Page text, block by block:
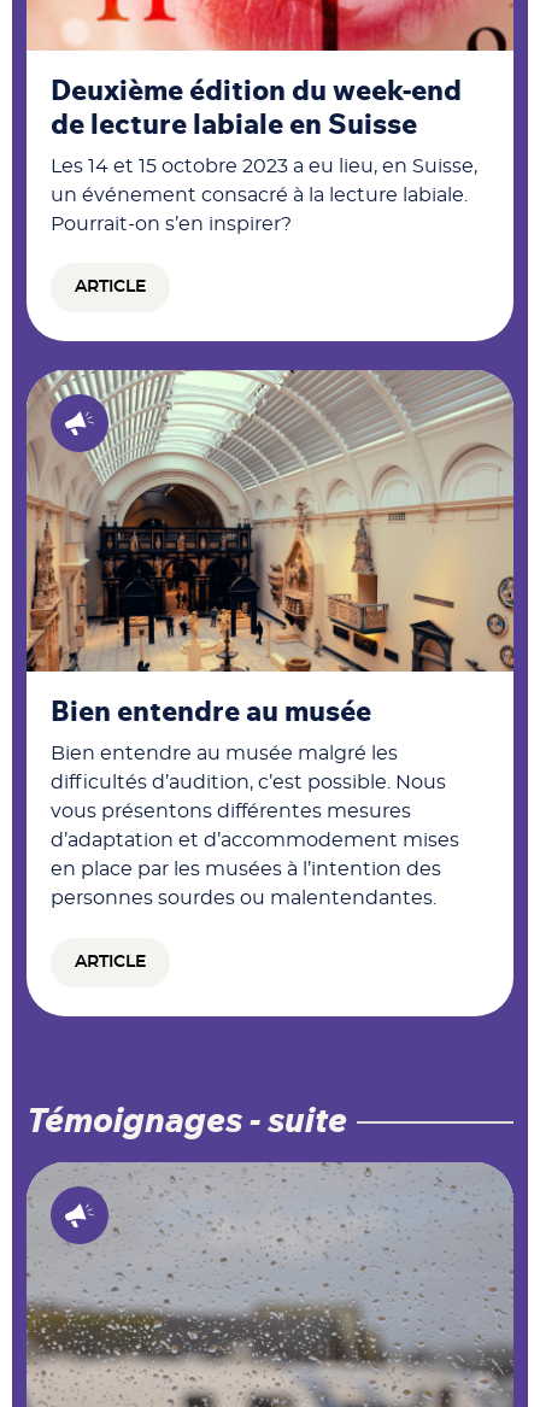
Deuxième édition du week-end
de lecture labiale en Suisse
Les 14 et 15 octobre 2023 a eu lieu, en Suisse,
un événement consacré à la lecture labiale.
Pourrait-on s’en inspirer?
ARTICLE
Bien entendre au musée
Bien entendre au musée malgré les
difficultés d’audition, c’est possible. Nous
vous présentons différentes mesures
d’adaptation et d’accommodement mises
en place par les musées à l’intention des
personnes sourdes ou malentendantes.
ARTICLE
Témoignages - suite